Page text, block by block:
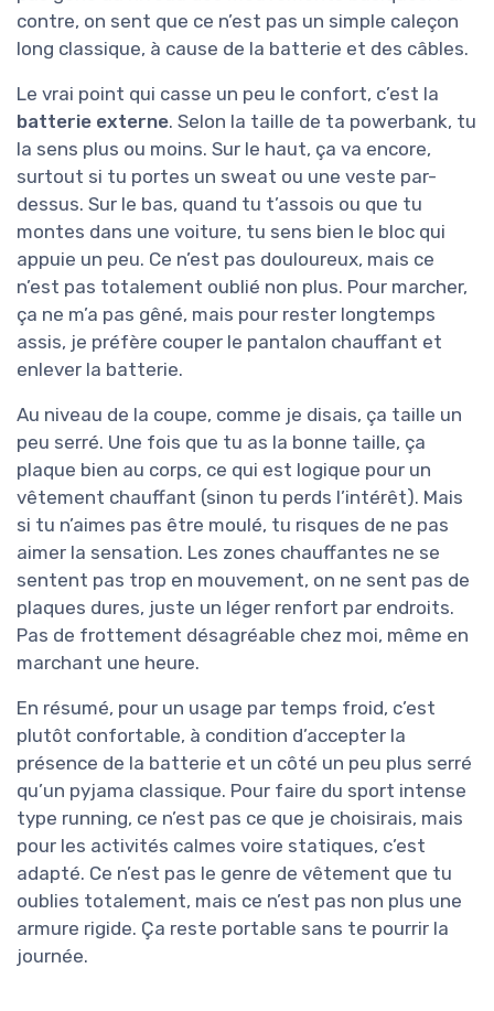
contre, on sent que ce n’est pas un simple caleçon
long classique, à cause de la batterie et des câbles.
Le vrai point qui casse un peu le confort, c’est la
batterie externe. Selon la taille de ta powerbank, tu
la sens plus ou moins. Sur le haut, ça va encore,
surtout si tu portes un sweat ou une veste par-
dessus. Sur le bas, quand tu t’assois ou que tu
montes dans une voiture, tu sens bien le bloc qui
appuie un peu. Ce n’est pas douloureux, mais ce
n’est pas totalement oublié non plus. Pour marcher,
ça ne m’a pas gêné, mais pour rester longtemps
assis, je préfère couper le pantalon chauffant et
enlever la batterie.
Au niveau de la coupe, comme je disais, ça taille un
peu serré. Une fois que tu as la bonne taille, ça
plaque bien au corps, ce qui est logique pour un
vêtement chauffant (sinon tu perds l’intérêt). Mais
si tu n’aimes pas être moulé, tu risques de ne pas
aimer la sensation. Les zones chauffantes ne se
sentent pas trop en mouvement, on ne sent pas de
plaques dures, juste un léger renfort par endroits.
Pas de frottement désagréable chez moi, même en
marchant une heure.
En résumé, pour un usage par temps froid, c’est
plutôt confortable, à condition d’accepter la
présence de la batterie et un côté un peu plus serré
qu’un pyjama classique. Pour faire du sport intense
type running, ce n’est pas ce que je choisirais, mais
pour les activités calmes voire statiques, c’est
adapté. Ce n’est pas le genre de vêtement que tu
oublies totalement, mais ce n’est pas non plus une
armure rigide. Ça reste portable sans te pourrir la
journée.